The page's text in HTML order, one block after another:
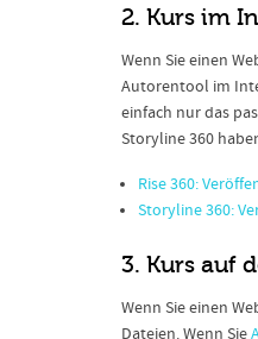
2. Kurs im
Wenn Sie einen
Autorentool im
einfach nur das
Storyline 360
Rise 360:
Storyline 360:
3. Kurs auf
Wenn Sie einen
Dateien. Wenn Sie